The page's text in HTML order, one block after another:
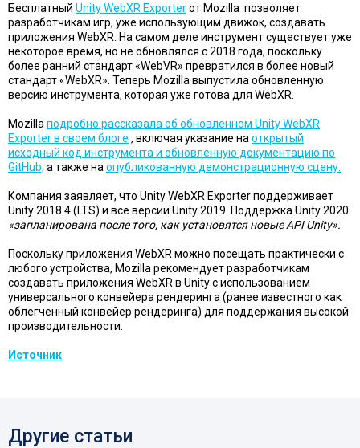
Бесплатный Unity WebXR Exporterот Mozilla позволяет
разработчикам игр, уже использующим движок, создавать
приложения WebXR. На самом деле инструмент существует уже
некоторое время, но не обновлялся с 2018 года, поскольку
более ранний стандарт «WebVR» превратился в более новый
стандарт «WebXR». Теперь Mozilla выпустила обновленную
версию инструмента, которая уже готова для WebXR.
Mozilla подробно рассказала об обновленном Unity WebXR
Exporter в своем блоге , включая указание на открытый
исходный код инструмента и обновленную документацию по
GitHub, а также на опубликованную демонстрационную сцену.
Компания заявляет, что Unity WebXR Exporter поддерживает
Unity 2018.4 (LTS) и все версии Unity 2019. Поддержка Unity 2020
«запланирована после того, как установятся новые API Unity».
Поскольку приложения WebXR можно посещать практически с
любого устройства, Mozilla рекомендует разработчикам
создавать приложения WebXR в Unity с использованием
универсального конвейера рендеринга (ранее известного как
облегченный конвейер рендеринга) для поддержания высокой
производительности.
Источник
Другие статьи